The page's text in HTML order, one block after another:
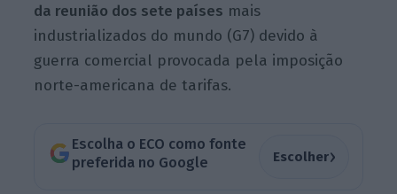
da reunião dos sete países mais
industrializados do mundo (G7) devido à
guerra comercial provocada pela imposição
norte-americana de tarifas.
Escolha o ECO como fonte
preferida no Google
Escolher›